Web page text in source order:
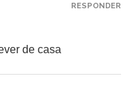
de casa
RESPONDER